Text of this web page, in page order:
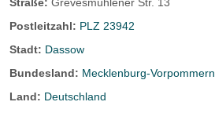
Postleitzahl: PLZ 23942
Stadt: Dassow
Bundesland: Mecklenburg-Vorpommern
Land: Deutschland